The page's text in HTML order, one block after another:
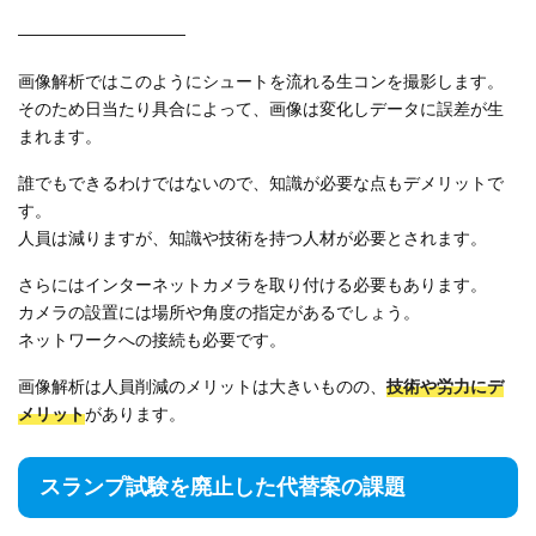
——————————
画像解析ではこのようにシュートを流れる生コンを撮影します。
そのため日当たり具合によって、画像は変化しデータに誤差が生
まれます。
誰でもできるわけではないので、知識が必要な点もデメリットで
す。
人員は減りますが、知識や技術を持つ人材が必要とされます。
さらにはインターネットカメラを取り付ける必要もあります。
カメラの設置には場所や角度の指定があるでしょう。
ネットワークへの接続も必要です。
画像解析は人員削減のメリットは大きいものの、 技術や労力にデ
メリットがあります。
スランプ試験を廃止した代替案の課題